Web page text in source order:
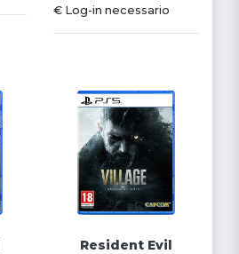
€ Log-in necessario
Resident Evil